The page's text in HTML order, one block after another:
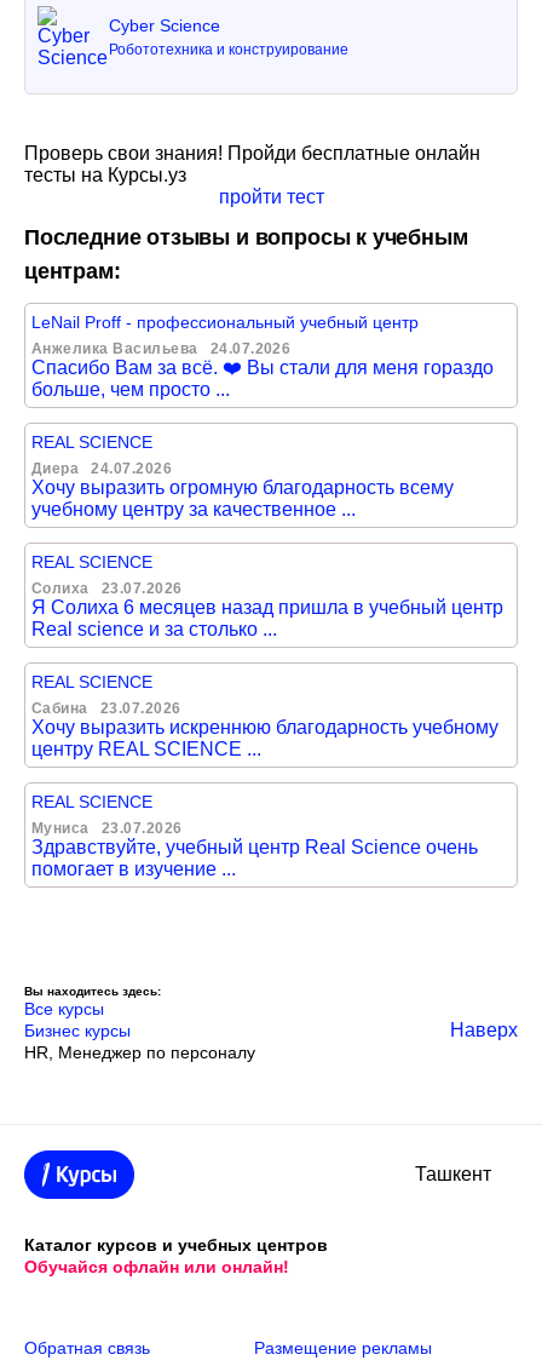
Cyber Science
Робототехника и конструирование
Проверь свои знания! Пройди бесплатные онлайн
тесты на Курсы.уз
пройти тест
Последние отзывы и вопросы к учебным
центрам:
LeNail Proff - профессиональный учебный центр
Анжелика Васильева 24.07.2026
Спасибо Вам за всё. ❤️ Вы стали для меня гораздо
больше, чем просто ...
REAL SCIENCE
Диера 24.07.2026
Хочу выразить огромную благодарность всему
учебному центру за качественное ...
REAL SCIENCE
Солиха 23.07.2026
Я Солиха 6 месяцев назад пришла в учебный центр
Real science и за столько ...
REAL SCIENCE
Сабина 23.07.2026
Хочу выразить искреннюю благодарность учебному
центру REAL SCIENCE ...
REAL SCIENCE
Муниса 23.07.2026
Здравствуйте, учебный центр Real Science очень
помогает в изучение ...
Вы находитесь здесь:
Все курсы
Бизнес курсы
HR, Менеджер по персоналу
Наверх
Ташкент
Каталог курсов и учебных центров
Обучайся офлайн или онлайн!
Обратная связь Размещение рекламы